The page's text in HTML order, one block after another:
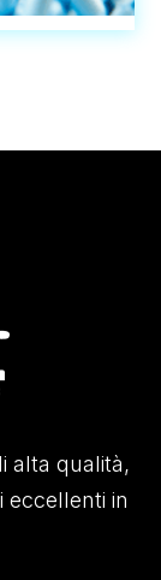
alta qualità,
eccellenti in